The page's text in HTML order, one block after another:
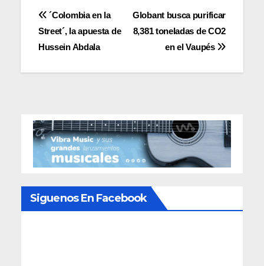
Navegación
de
entradas
Globant busca purificar
8,381 toneladas de CO2
en el Vaupés
´Colombia en la
Street´, la apuesta de
Hussein Abdala
Siguenos En Facebook